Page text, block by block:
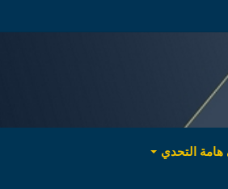
التحدي